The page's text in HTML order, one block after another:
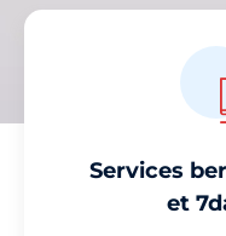
Services
et